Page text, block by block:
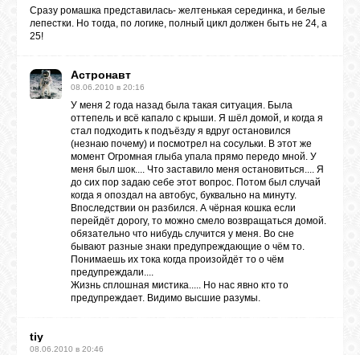
Сразу ромашка представилась- желтенькая серединка, и белые
лепестки. Но тогда, по логике, полный цикл должен быть не 24, а
25!
Астронавт
08.06.2010 в 20:16
У меня 2 года назад была такая ситуация. Была
оттепель и всё капало с крыши. Я шёл домой, и когда я
стал подходить к подъёзду я вдруг остановился
(незнаю почему) и посмотрел на сосульки. В этот же
момент Огромная глыба упала прямо передо мной. У
меня был шок.... Что заставило меня остановиться.... Я
до сих пор задаю себе этот вопрос. Потом был случай
когда я опоздал на автобус, буквально на минуту.
Впоследствии он разбился. А чёрная кошка если
перейдёт дорогу, то можно смело возвращаться домой.
обязательно что нибудь случится у меня. Во сне
бывают разные знаки предупреждающие о чём то.
Понимаешь их тока когда произойдёт то о чём
предупреждали....
Жизнь сплошная мистика..... Но нас явно кто то
предупреждает. Видимо высшие разумы.
tiy
08.06.2010 в 20:46